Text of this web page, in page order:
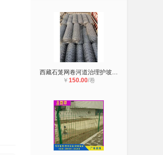
西藏石笼网卷河道治理护坡网装石头笼
￥ 150.00/卷